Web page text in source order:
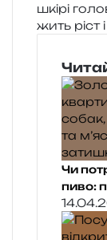
шкірі
жить ріст
Чи
пиво: